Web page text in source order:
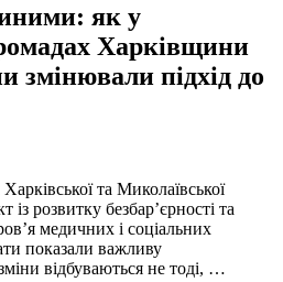
як у
Харківщини
підхід до
та Миколаївської
із розвитку безбар’єрності та
медичних і соціальних
показали важливу
відбуваються не тоді, …